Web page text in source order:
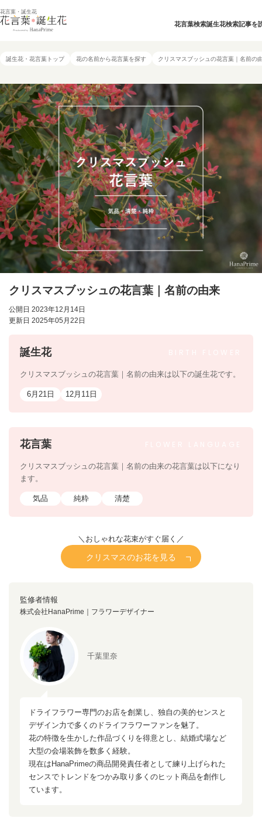
花言葉・誕生花
花言葉検索誕生花検索記事を
誕生花・花言葉トップ 花の名前から花言葉を探す クリスマスブッシュの花言葉｜名前の
クリスマスブッシュの花言葉｜名前の由来
公開日 2023年12月14日
更新日 2025年05月22日
誕生花
クリスマスブッシュの花言葉｜名前の由来は以下の誕生花です。
6月21日 12月11日
花言葉
クリスマスブッシュの花言葉｜名前の由来の花言葉は以下になり
ます。
気品 純粋 清楚
＼おしゃれな花束がすぐ届く／
クリスマスのお花を見る
監修者情報
株式会社HanaPrime｜フラワーデザイナー
千葉里奈
ドライフラワー専門のお店を創業し、独自の美的センスと
デザイン力で多くのドライフラワーファンを魅了。
花の特徴を生かした作品づくりを得意とし、結婚式場など
大型の会場装飾を数多く経験。
現在はHanaPrimeの商品開発責任者として練り上げられた
センスでトレンドをつかみ取り多くのヒット商品を創作し
ています。